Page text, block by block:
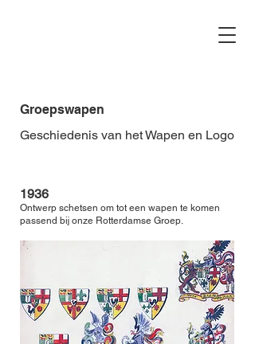
Groepswapen
Geschiedenis van het Wapen en Logo
1936
Ontwerp schetsen om tot een wapen te komen
passend bij onze Rotterdamse Groep.